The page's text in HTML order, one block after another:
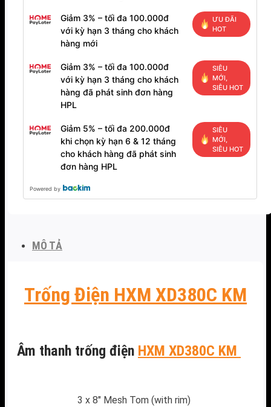
Giảm 3% – tối đa 100.000đ
với kỳ hạn 3 tháng cho khách
hàng mới
ƯU ĐÃI
HOT
Giảm 3% – tối đa 100.000đ
với kỳ hạn 3 tháng cho khách
hàng đã phát sinh đơn hàng
HPL
SIÊU
MỚI,
SIÊU HOT
Giảm 5% – tối đa 200.000đ
khi chọn kỳ hạn 6 & 12 tháng
cho khách hàng đã phát sinh
đơn hàng HPL
SIÊU
MỚI,
SIÊU HOT
Powered by
MÔ TẢ
Trống Điện HXM XD380C KM
Âm thanh trống điện HXM XD380C KM
3 x 8″ Mesh Tom (with rim)